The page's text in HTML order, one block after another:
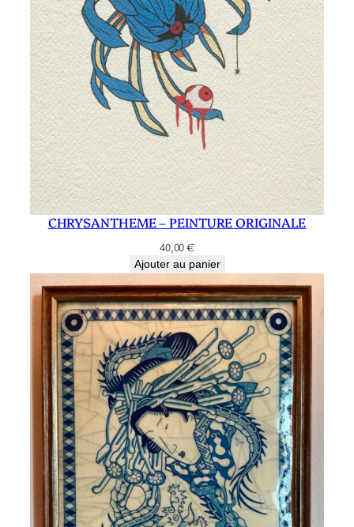
R
E
O
R
I
G
I
N
A
L
CHRYSANTHEME – PEINTURE ORIGINALE
40,00€
Ajouter au panier